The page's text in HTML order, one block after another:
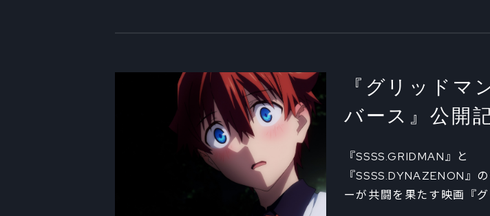
アカネ役の上田麗奈、南夢
詩音の座談会の一部を、撮
写真とともにお届けしま
『グリッドマ
バース』公開
督・雨宮哲×キ
ターデザイン
勝スペシャル
『SSSS.GRIDMAN』と
『SSSS.DYNAZENON』
ーが共闘を果たす映画『グ